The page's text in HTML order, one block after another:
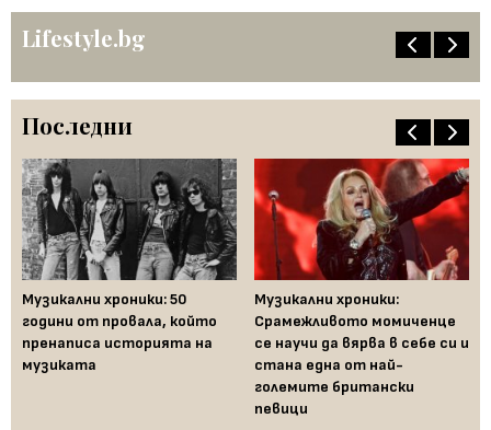
Lifestyle.bg
Последни
Музикални хроники: 50
години от провала, който
пренаписа историята на
музиката
Музикални хроники:
Срамежливото момиченце
се научи да вярва в себе си и
стана една от най-
големите британски
певици